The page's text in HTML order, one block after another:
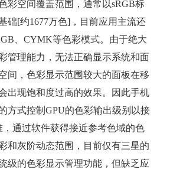
彩空间覆盖范围，通常以sRGB标
础[约1677万色]，目前应用主流还
、CYMK等色彩模式。由于绝大
管理能力，无法正确显示系统和面
间，色彩显示范围较大的面板在移
出现饱和度过高的效果。因此手机
方式控制GPU的色彩输出级别以接
，通过软件获得接近参考色域的色
和灰阶动态范围，目前仅有三星的
级的色彩显示管理功能，但缺乏应